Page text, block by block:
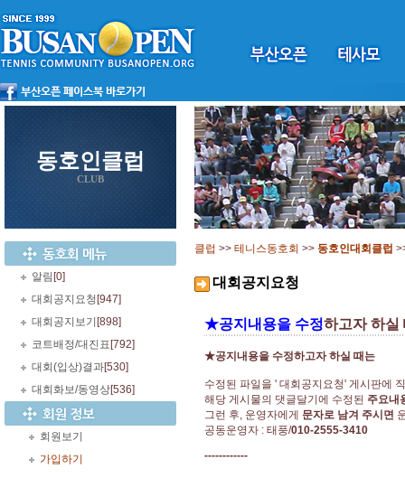
동호인클럽
CLUB
알림 [0]
대회공지요청 [947]
대회공지보기 [898]
코트배정/대진표 [792]
대회(입상)결과[530]
대회화보/동영상[536]
회원보기
가입하기
클럽 >> 테니스동호회 >> 동호인대회클럽
대회공지요청
★공지내용을 수정하고자 하실
★공지내용을 수정하고자 하실 때는
수정된 파일을 ' 대회공지요청' 게시판에
해당 게시물의 댓글달기에 수정된 주요내
그런 후, 운영자에게 문자로 남겨 주시면
공동운영자 : 태풍/010-2555-3410
------------